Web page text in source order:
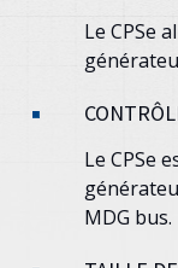
Le CPSe
Le CPSe
MDG bus.